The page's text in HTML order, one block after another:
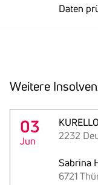
Daten
Weitere
03
Jun
2232
Sabrina
6721